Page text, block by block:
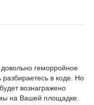
геморройное
в коде. Но
вознагражено
на Вашей площадке.